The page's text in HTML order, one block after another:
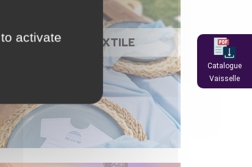
NAPPAGE ET TEXTILE
Catalogue
Vaisselle
activate